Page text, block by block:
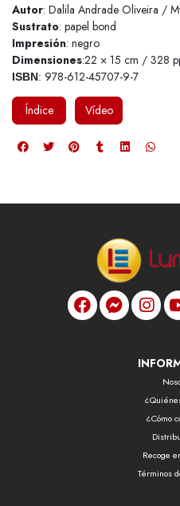
Autor: Dalila Andrade Oliveira /
Sustrato: papel bond
Impresión: negro
Dimensiones:22 × 15 cm / 328
ISBN: 978-612-45707-9-7
Índice Vídeo
¿Cómo
Recoge
Términos